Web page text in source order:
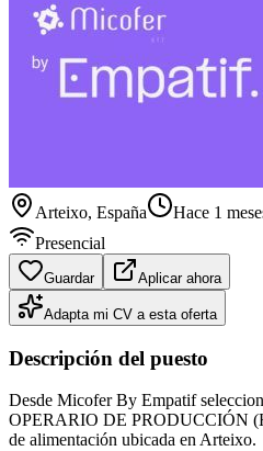
Arteixo, España Hace 1
Presencial
Guardar Aplicar ahora
Adapta mi CV a esta oferta
Descripción del puesto
Desde Micofer By Empatif
OPERARIO DE PRODUCCIÓN
de alimentación ubicada en Arteixo.